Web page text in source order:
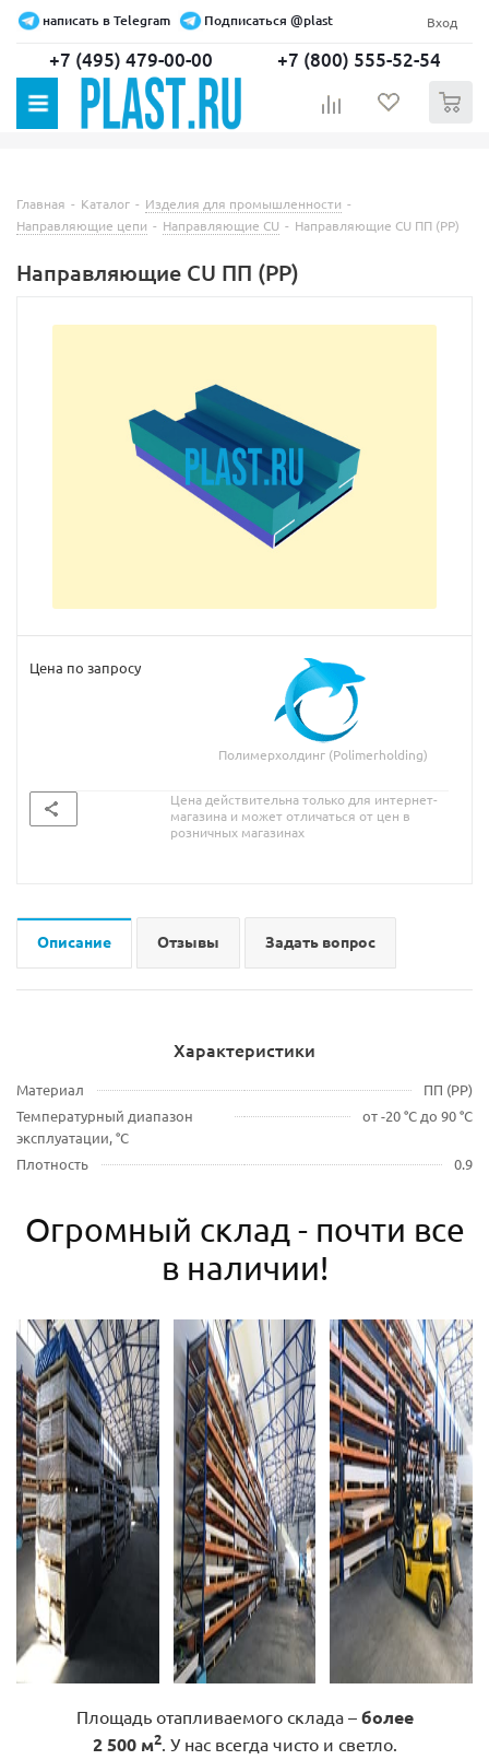
написать в Telegram Подписаться @plast Вход
+7 (495) 479-00-00 +7 (800) 555-52-54
Главная - Каталог - Изделия для промышленности -
Направляющие цепи - Направляющие CU - Направляющие CU ПП (PP)
Направляющие CU ПП (PP)
Цена по запросу
Полимерхолдинг (Polimerholding)
Цена действительна только для интернет-
магазина и может отличаться от цен в
розничных магазинах
Описание Отзывы Задать вопрос
Характеристики
Материал
ПП (PP)
Температурный диапазон
эксплуатации, °С
от -20 °C до 90 °C
Плотность 0.9
Огромный склад - почти все
в наличии!
Площадь отапливаемого склада – более
2 500 м2. У нас всегда чисто и светло.